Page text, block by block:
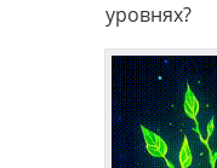
уровнях?